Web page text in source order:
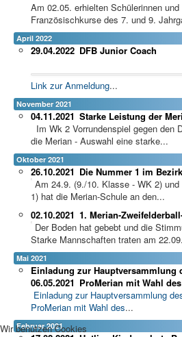
Am 02.05. erhielten Schülerinnen
Französischkurse des 7. und 9.
April 2022
DFB Junior Coach
29.04.2022
Link zur Anmeldung...
November 2021
Starke Leistung der
04.11.2021
Im Wk 2 Vorrundenspiel gegen den
die Merian - Auswahl eine starke...
Oktober 2021
Die Nummer 1 im Bezirk
26.10.2021
Am 24.9. (9./10. Klasse - WK 2)
1) hat die Merian-Schule an den...
1. Merian-
02.10.2021
Der Boden hat gebebt und die
Starke Mannschaften traten am
Mai 2021
Einladung zur Hauptversammlung
ProMerian mit Wahl
06.05.2021
Einladung zur Hauptversammlung
ProMerian mit Wahl des...
Februar 2021
Wir benutzen Cookies